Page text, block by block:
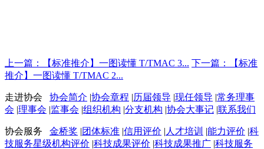
上一篇：【标准推介】一图读懂 T/TMAC 3... 下一篇：【标准
推介】一图读懂 T/TMAC 2...
走进协会 协会简介 |协会章程 |历届领导 |现任领导 |常务理事
会 |理事会 |监事会 |组织机构 |分支机构 |协会大事记 |联系我们
协会服务 金桥奖 |团体标准 |信用评价 | 人才培训 |能力评价 |科
技服务星级机构评价 |科技成果评价 |科技成果推广 |科技服务